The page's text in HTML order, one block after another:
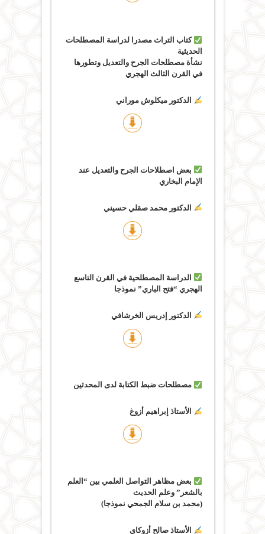
كتاب التراث مصدرا لدراسة المصطلحات
الحديثية
نشأة مصطلحات الجرح والتعديل وتطورها
في القرن الثالث الهجري
الدكتور ميكلوش موراني
بعض اصطلاحات الجرح والتعديل عند
الإمام البخاري
الدكتور محمد صقلي حسيني
الدراسة المصطلحية في القرن التاسع
الهجري “فتح الباري” نموذجا
الدكتور إدريس الخرشافي
مصطلحات ضبط الكتابة لدى المحدثين
الأستاذ إبراهيم أزوغ
بعض مظاهر التواصل العلمي بين “العلم
بالشعر” وعلم الحديث
(محمد بن سلام الجمحي نموذجا)
الأستاذ صالح أزوكاي